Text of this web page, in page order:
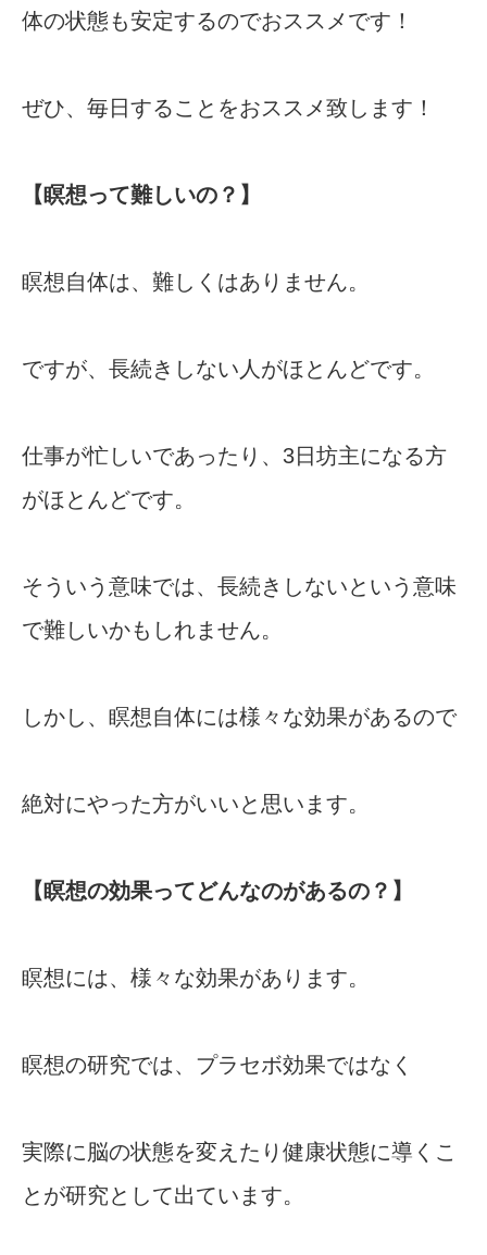
体の状態も安定するのでおススメです！
ぜひ、毎日することをおススメ致します！
【瞑想って難しいの？】
瞑想自体は、難しくはありません。
ですが、長続きしない人がほとんどです。
仕事が忙しいであったり、3日坊主になる方
がほとんどです。
そういう意味では、長続きしないという意味
で難しいかもしれません。
しかし、瞑想自体には様々な効果があるので
絶対にやった方がいいと思います。
【瞑想の効果ってどんなのがあるの？】
瞑想には、様々な効果があります。
瞑想の研究では、プラセボ効果ではなく
実際に脳の状態を変えたり健康状態に導くこ
とが研究として出ています。